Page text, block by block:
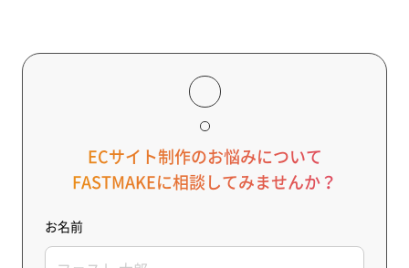
ECサイト制作のお悩みについて
FASTMAKEに相談してみませんか？
お名前